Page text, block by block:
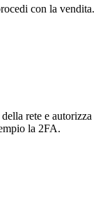
con la vendita.
rete e autorizza
la 2FA.